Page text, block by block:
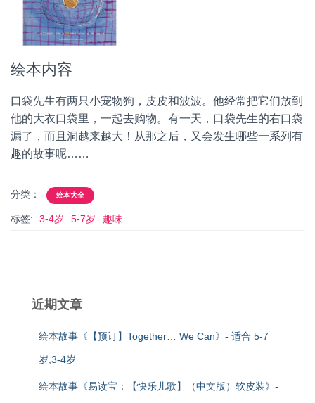
绘本内容
口袋先生有两只小宠物狗，皮皮和波波。他经常把它们放到
他的大衣口袋里，一起去购物。有一天，口袋先生的右口袋
漏了，而且洞越来越大！从那之后，又会发生哪些一系列有
趣的故事呢……
分类： 绘本大全
标签: 3-4岁 5-7岁 趣味
近期文章
绘本故事《【预订】Together… We Can》- 适合 5-7
岁,3-4岁
绘本故事《易读宝：【快乐儿歌】（中文版）软皮装》-